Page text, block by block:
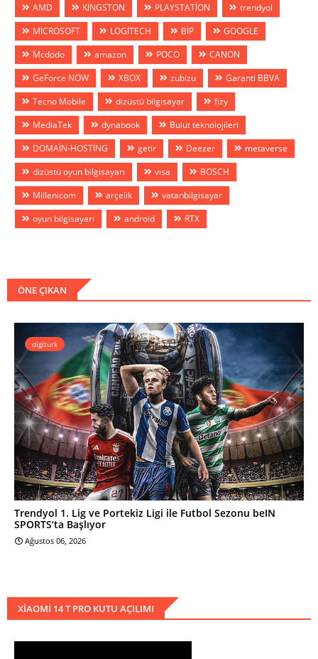
AMD
KİNGSTON PLAYSTATİON
trendyol
MİCROSOFT
LOGİTECH BİP
GOOGLE
Mcdodo
amazon POCO
CANON
GeForce NOW
XBOX zubizu
Garanti BBVA
Tecno Mobile
dizüstü bilgisayar
fizy
MediaTek
dynabook
Bulut teknolojileri
DOMAİN-HOSTİNG
getir Deezer
metaverse
dizüstü oyun bilgisayarı
visa
BOSCH
Millenicom
arçelik
vatanbilgisayar
oyun bilgisayarı
android RTX
ÖNE ÇIKAN
digiturk
Trendyol 1. Lig ve Portekiz Ligi ile Futbol Sezonu beIN
SPORTS’ta Başlıyor
Ağustos 06, 2026
XIAOMI 14 T PRO KUTU AÇILIMI